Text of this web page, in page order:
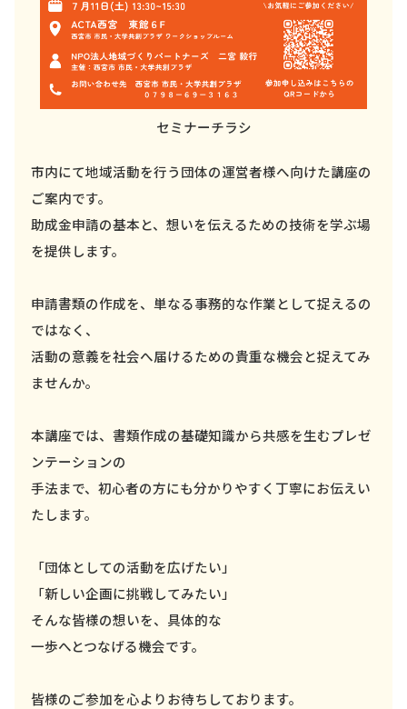
セミナーチラシ
市内にて地域活動を行う団体の運営者様へ向けた講座の
ご案内です。
助成金申請の基本と、想いを伝えるための技術を学ぶ場
を提供します。
申請書類の作成を、単なる事務的な作業として捉えるの
ではなく、
活動の意義を社会へ届けるための貴重な機会と捉えてみ
ませんか。
本講座では、書類作成の基礎知識から共感を生むプレゼ
ンテーションの
手法まで、初心者の方にも分かりやすく丁寧にお伝えい
たします。
「団体としての活動を広げたい」
「新しい企画に挑戦してみたい」
そんな皆様の想いを、具体的な
一歩へとつなげる機会です。
皆様のご参加を心よりお待ちしております。